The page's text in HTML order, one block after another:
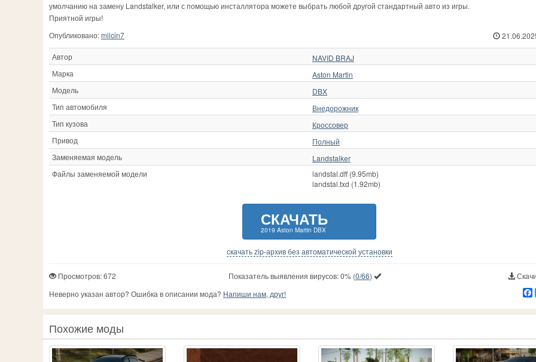
умолчанию на замену Landstalker, или с помощью инсталлятора можете выбрать любой другой стандартный авто из игры.
Приятной игры!
Опубликовано:milcin7
Автор
NAVID BRAJ
Марка
Aston Martin
Модель
DBX
Тип автомобиля
Внедорожник
Тип кузова
Кроссовер
Привод
Полный
Заменяемая модель
Landstalker
Файлы заменяемой модели
landstal.dff (9.95mb)
landstal.txd (1.92mb)
СКАЧАТЬ
2019 Aston Martin DBX
скачать zip-архив без автоматической установки
Просмотров: 672 Показатель выявления вирусов:0%(0/66)
Неверно указан автор? Ошибка в описании мода? Напиши нам, друг!
Похожие моды